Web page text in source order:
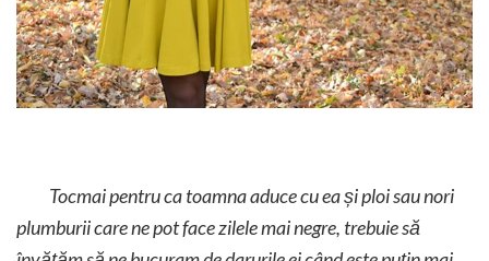
Tocmai pentru ca toamna aduce cu ea și ploi sau nori
plumburii care ne pot face zilele mai negre, trebuie să